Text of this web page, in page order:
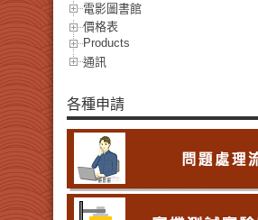
電影圖書館
價格表
Products
通訊
各種申請